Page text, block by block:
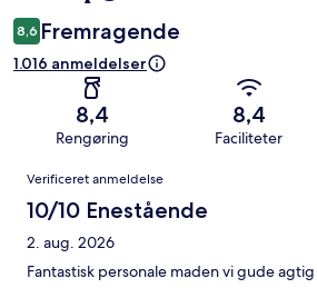
8,6 Fremragende
1.016 anmeldelser
8,4
Rengøring
8,4
Faciliteter
Anmeldelser
Verificeret anmeldelse
10/10 Enestående
2. aug. 2026
Fantastisk personale maden vi gude agtig